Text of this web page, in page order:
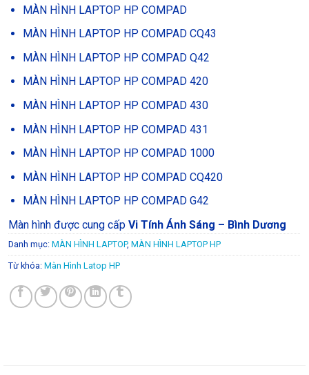
MÀN HÌNH LAPTOP HP COMPAD
MÀN HÌNH LAPTOP HP COMPAD CQ43
MÀN HÌNH LAPTOP HP COMPAD Q42
MÀN HÌNH LAPTOP HP COMPAD 420
MÀN HÌNH LAPTOP HP COMPAD 430
MÀN HÌNH LAPTOP HP COMPAD 431
MÀN HÌNH LAPTOP HP COMPAD 1000
MÀN HÌNH LAPTOP HP COMPAD CQ420
MÀN HÌNH LAPTOP HP COMPAD G42
Màn hình được cung cấp Vi Tính Ánh Sáng – Bình Dương
Danh mục: MÀN HÌNH LAPTOP, MÀN HÌNH LAPTOP HP
Từ khóa: Màn Hình Latop HP